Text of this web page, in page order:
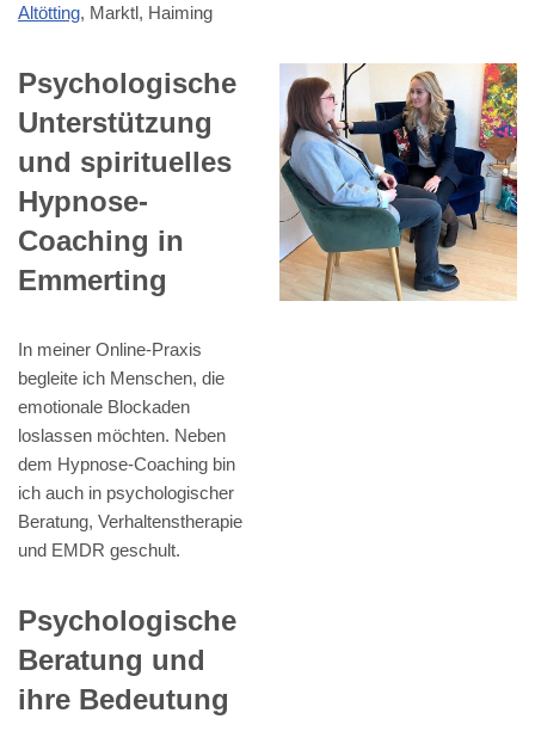
Altötting, Marktl, Haiming
Psychologische
Unterstützung
und spirituelles
Hypnose-
Coaching in
Emmerting
In meiner Online-Praxis
begleite ich Menschen, die
emotionale Blockaden
loslassen möchten. Neben
dem Hypnose-Coaching bin
ich auch in psychologischer
Beratung, Verhaltenstherapie
und EMDR geschult.
Psychologische
Beratung und
ihre Bedeutung